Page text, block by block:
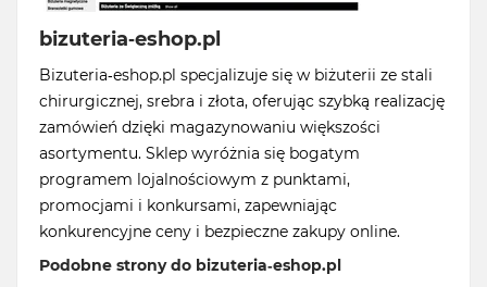
bizuteria-eshop.pl
Bizuteria-eshop.pl specjalizuje się w biżuterii ze stali
chirurgicznej, srebra i złota, oferując szybką realizację
zamówień dzięki magazynowaniu większości
asortymentu. Sklep wyróżnia się bogatym
programem lojalnościowym z punktami,
promocjami i konkursami, zapewniając
konkurencyjne ceny i bezpieczne zakupy online.
Podobne strony do bizuteria-eshop.pl